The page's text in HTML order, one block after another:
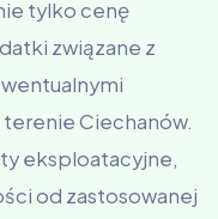
tylko cenę
związane z
Ciechanów.
eksploatacyjne,
od zastosowanej